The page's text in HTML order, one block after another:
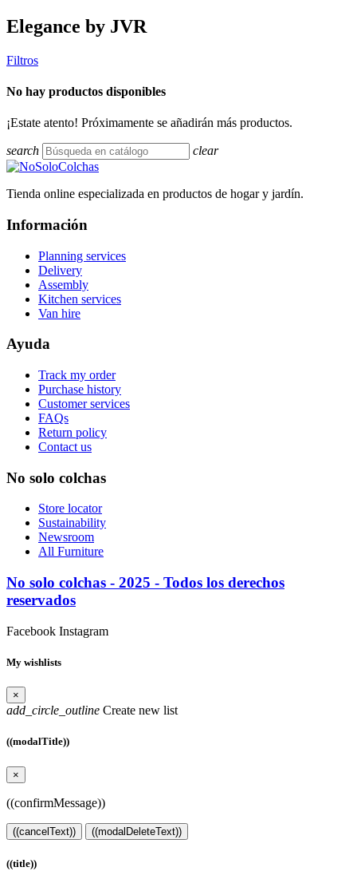
Elegance by JVR
Filtros
No hay productos disponibles
¡Estate atento! Próximamente se añadirán más productos.
search clear
Tienda online especializada en productos de hogar y jardín.
Información
Planning services
Delivery
Assembly
Kitchen services
Van hire
Ayuda
Track my order
Purchase history
Customer services
FAQs
Return policy
Contact us
No solo colchas
Store locator
Sustainability
Newsroom
All Furniture
No solo colchas - 2025 - Todos los derechos
reservados
Facebook Instagram
My wishlists
×
add_circle_outline Create new list
((modalTitle))
×
((confirmMessage))
((cancelText)) ((modalDeleteText))
((title))